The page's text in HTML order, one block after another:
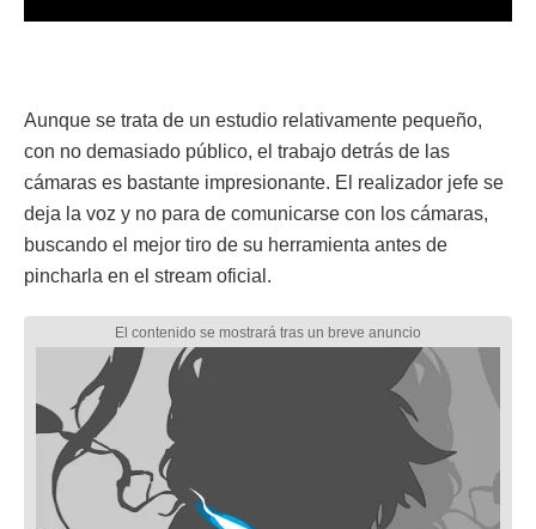
Aunque se trata de un estudio relativamente pequeño,
con no demasiado público, el trabajo detrás de las
cámaras es bastante impresionante. El realizador jefe se
deja la voz y no para de comunicarse con los cámaras,
buscando el mejor tiro de su herramienta antes de
pincharla en el stream oficial.